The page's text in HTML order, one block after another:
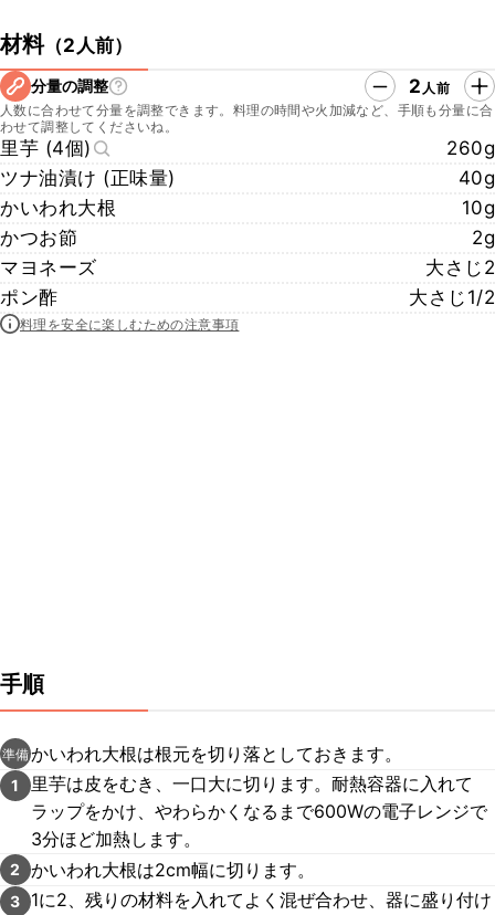
材料（2人前）
分量の調整 2 人前
人数に合わせて分量を調整できます。料理の時間や火加減など、手順も分量に合
わせて調整してくださいね。
里芋 (4個)
260g
ツナ油漬け (正味量)
40g
かいわれ大根
10g
かつお節
2g
マヨネーズ
大さじ2
ポン酢
大さじ1/2
料理を安全に楽しむための注意事項
手順
準備かいわれ大根は根元を切り落としておきます。
1
里芋は皮をむき、一口大に切ります。耐熱容器に入れて
ラップをかけ、やわらかくなるまで600Wの電子レンジで
3分ほど加熱します。
2 かいわれ大根は2cm幅に切ります。
3
1に2、残りの材料を入れてよく混ぜ合わせ、器に盛り付け